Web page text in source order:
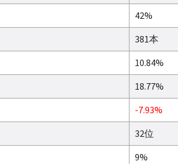
42%
381本
10.84%
18.77%
-7.93%
32位
9%